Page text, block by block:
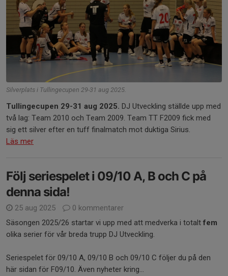
Silverplats i Tullingecupen 29-31 aug 2025.
Tullingecupen 29-31 aug 2025. DJ Utveckling ställde upp med
två lag: Team 2010 och Team 2009. Team TT F2009 fick med
sig ett silver efter en tuff finalmatch mot duktiga Sirius.
Läs mer
Följ seriespelet i 09/10 A, B och C på
denna sida!
25 aug 2025
0 kommentarer
Säsongen 2025/26 startar vi upp med att medverka i totalt fem
olika serier för vår breda trupp DJ Utveckling.
Seriespelet för 09/10 A, 09/10 B och 09/10 C följer du på den
här sidan för F09/10. Även nyheter kring...